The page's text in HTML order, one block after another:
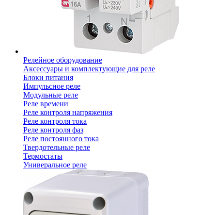
Релейное оборудование
Аксессуары и комплектующие для реле
Блоки питания
Импульсное реле
Модульные реле
Реле времени
Реле контроля напряжения
Реле контроля тока
Реле контроля фаз
Реле постоянного тока
Твердотельные реле
Термостаты
Универальное реле